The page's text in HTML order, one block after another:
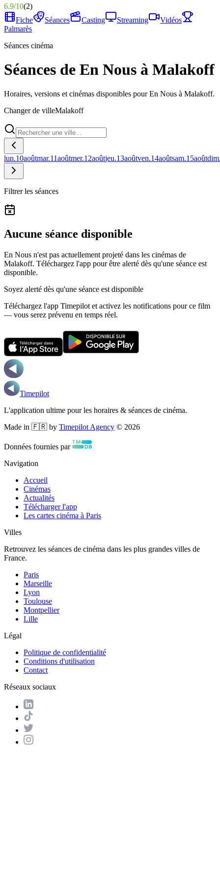
6.9/10(2)
Fiche
Séances Casting Streaming
Vidéos
Palmarès
Séances cinéma
Séances de En Nous à Malakoff
Horaires, versions et cinémas disponibles pour En Nous à Malakoff.
Changer de villeMalakoff
lun.10aoûtmar.11aoûtmer.12aoûtjeu.13aoûtven.14aoûtsam.15août
Filtrer les séances
Aucune séance disponible
En Nous n'est pas actuellement projeté dans les cinémas de
Malakoff. Téléchargez l'app pour être alerté dès qu'une séance est
disponible.
Soyez alerté dès qu'une séance est disponible
Téléchargez l'app Timepilot et activez les notifications pour ce film
— vous serez prévenu en temps réel.
Timepilot
L'application ultime pour les horaires & séances de cinéma.
Made in 🇫🇷 by Timepilot Agency © 2026
Données fournies par
Navigation
Accueil
Cinémas
Actualités
Télécharger l'app
Les cartes cinéma à Paris
Villes
Retrouvez les séances de cinéma dans les plus grandes villes de
France.
Paris
Marseille
Lyon
Toulouse
Montpellier
Lille
Légal
Politique de confidentialité
Conditions d'utilisation
Contact
Réseaux sociaux